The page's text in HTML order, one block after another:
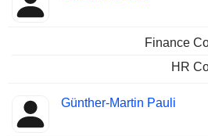
Finance
HR
Günther-Martin Pauli